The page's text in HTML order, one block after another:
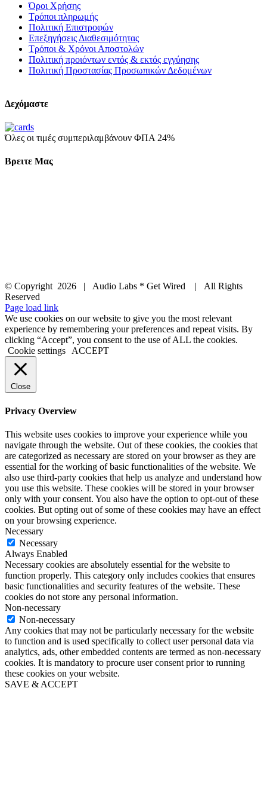
Όροι Χρήσης
Τρόποι πληρωμής
Πολιτική Επιστροφών
Επεξηγήσεις Διαθεσιμότητας
Τρόποι & Χρόνοι Αποστολών
Πολιτική προιόντων εντός & εκτός εγγύησης
Πολιτική Προστασίας Προσωπικών Δεδομένων
Δεχόμαστε
Όλες οι τιμές συμπεριλαμβάνουν ΦΠΑ 24%
Βρειτε Μας
© Copyright 2026 | Audio Labs * Get Wired | All Rights
Reserved
Facebook
Instagram
YouTube
LinkedIn
X
Page load link
We use cookies on our website to give you the most relevant
experience by remembering your preferences and repeat visits. By
clicking “Accept”, you consent to the use of ALL the cookies.
Cookie settings
ACCEPT
Close
Privacy Overview
This website uses cookies to improve your experience while you
navigate through the website. Out of these cookies, the cookies that
are categorized as necessary are stored on your browser as they are
essential for the working of basic functionalities of the website. We
also use third-party cookies that help us analyze and understand how
you use this website. These cookies will be stored in your browser
only with your consent. You also have the option to opt-out of these
cookies. But opting out of some of these cookies may have an effect
on your browsing experience.
Necessary
Necessary
Always Enabled
Necessary cookies are absolutely essential for the website to
function properly. This category only includes cookies that ensures
basic functionalities and security features of the website. These
cookies do not store any personal information.
Non-necessary
Non-necessary
Any cookies that may not be particularly necessary for the website
to function and is used specifically to collect user personal data via
analytics, ads, other embedded contents are termed as non-necessary
cookies. It is mandatory to procure user consent prior to running
these cookies on your website.
SAVE & ACCEPT